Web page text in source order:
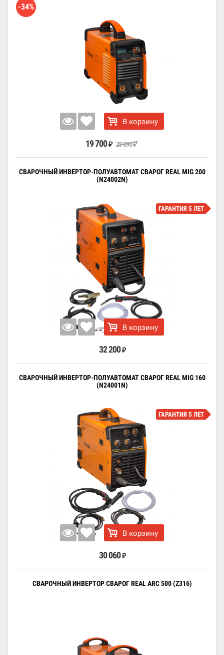
-34%
В корзину
19 700 ₽ 29 890₽
СВАРОЧНЫЙ ИНВЕРТОР-ПОЛУАВТОМАТ СВАРОГ REAL MIG 200
(N24002N)
ГАРАНТИЯ 5 ЛЕТ
В корзину
32 200 ₽
СВАРОЧНЫЙ ИНВЕРТОР-ПОЛУАВТОМАТ СВАРОГ REAL MIG 160
(N24001N)
ГАРАНТИЯ 5 ЛЕТ
В корзину
30 060 ₽
СВАРОЧНЫЙ ИНВЕРТОР СВАРОГ REAL ARC 500 (Z316)